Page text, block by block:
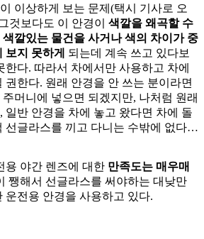
이상하게 보는 문제(택시 기사로 오
것보다도 이 안경이 색깔을 왜곡할 수
깔있는 물건을 사거나 색의 차이가 중
보지 못하게
되는데 계속 쓰고 있다보
한다. 따라서 차에서만 사용하고 차에
권한다. 원래 안경을 안 쓰는 분이라면
머니에 넣으면 되겠지만, 나처럼 원래
일반 안경을 차에 놓고 왔다면 차에 돌
선글라스를 끼고 다니는 수밖에 없다…
용 야간 렌즈에 대한 만족도는 매우매
쨍해서 선글라스를 써야하는 대낮만
운전용 안경을 사용하고 있다.